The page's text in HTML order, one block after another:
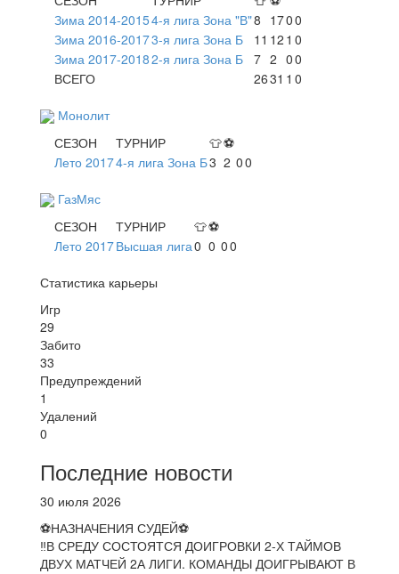
Зима 2014-20154-я лига Зона "В"8 1700
Зима 2016-20173-я лига Зона Б 11 12 1 0
Зима 2017-20182-я лига Зона Б 7 2 00
ВСЕГО
2631 1 0
Монолит
СЕЗОН
ТУРНИР 👕⚽
Лето 20174-я лига Зона Б3 2 00
ГазМяс
СЕЗОН
ТУРНИР 👕⚽
Лето 2017Высшая лига0 0 00
Статистика карьеры
Игр
29
Забито
33
Предупреждений
1
Удалений
0
Последние новости
30 июля 2026
⚽НАЗНАЧЕНИЯ СУДЕЙ⚽
‼В СРЕДУ СОСТОЯТСЯ ДОИГРОВКИ 2-Х ТАЙМОВ
ДВУХ МАТЧЕЙ 2А ЛИГИ. КОМАНДЫ ДОИГРЫВАЮТ В